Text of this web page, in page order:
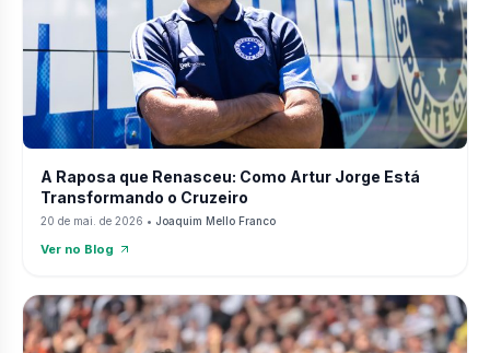
A Raposa que Renasceu: Como Artur Jorge Está
Transformando o Cruzeiro
20 de mai. de 2026 • Joaquim Mello Franco
Ver no Blog